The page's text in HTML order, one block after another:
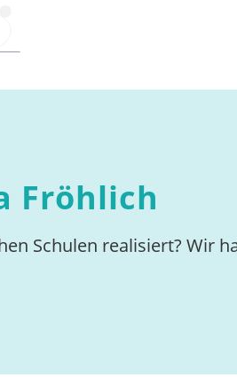
Fröhlich
Schulen realisiert? Wir